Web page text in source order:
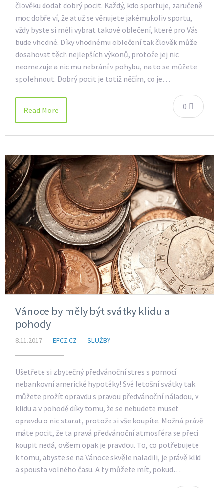
člověku dodat dobrý pocit. Každý, kdo sportuje, zaručeně
moc dobře ví, že ať už se věnujete jakémukoliv sportu,
vždy byste si měli vybrat takové oblečení, které pro Vás
bude vhodné. Díky vhodnému oblečení tak člověk může
dosahovat těch nejlepších výkonů, protože jej nic
neomezuje a nic mu nebrání v pohybu, na to se můžete
spolehnout. Dobrý pocit je totiž něčím, co je…
0
Read More
Vánoce by měly být svátky klidu a
pohody
8.11.2017 EFCZ.CZ SLUŽBY
Ušetřete si zbytečný předvánoční stres s pomocí
nebankovní americké hypotéky! Své letošní svátky tak
můžete prožít opravdu s pravou předvánoční náladou, v
klidu a v pohodě díky tomu, že se nebudete muset
opravdu o nic starat, protože si vše koupíte. Možná právě
máte pocit, že ta pravá předvánoční atmosféra se přeci
koupit nedá, ovšem opak je pravdou. To, co potřebujete
k tomu, abyste se na Vánoce skvěle naladili, je právě klid
a spousta volného času. A ty můžete mít, pokud…